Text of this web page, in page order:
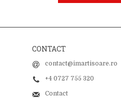
CONTACT
contact@imartisoare.ro
+4 0727 755 320
Contact